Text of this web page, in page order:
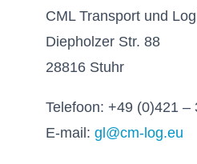
CML Transport und
Diepholzer Str. 88
28816 Stuhr
Telefoon: +49 (0)421 –
E-mail: gl@cm-log.eu